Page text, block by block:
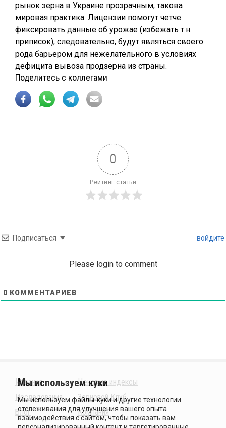
рынок зерна в Украине прозрачным, такова
мировая практика. Лицензии помогут четче
фиксировать данные об урожае (избежать т.н.
приписок), следовательно, будут являться своего
рода барьером для нежелательного в условиях
дефицита вывоза продзерна из страны.
Поделитесь с коллегами
0
Рейтинг статьи
Подписаться войдите
Please login to comment
0 КОММЕНТАРИЕВ
Издания
Исследования
Блог
Ценовые индексы
Зерновой Клуб
Компания